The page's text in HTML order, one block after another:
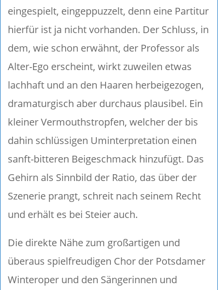
eingespielt, eingeppuzzelt, denn eine Partitur
hierfür ist ja nicht vorhanden. Der Schluss, in
dem, wie schon erwähnt, der Professor als
Alter-Ego erscheint, wirkt zuweilen etwas
lachhaft und an den Haaren herbeigezogen,
dramaturgisch aber durchaus plausibel. Ein
kleiner Vermouthstropfen, welcher der bis
dahin schlüssigen Uminterpretation einen
sanft-bitteren Beigeschmack hinzufügt. Das
Gehirn als Sinnbild der Ratio, das über der
Szenerie prangt, schreit nach seinem Recht
und erhält es bei Steier auch.
Die direkte Nähe zum großartigen und
überaus spielfreudigen Chor der Potsdamer
Winteroper und den Sängerinnen und